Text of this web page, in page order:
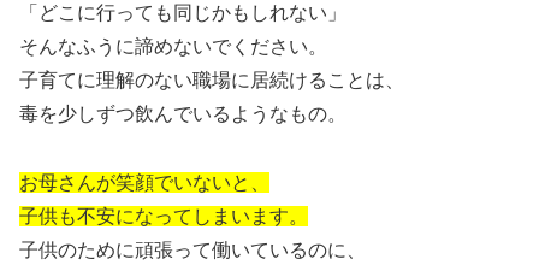
「どこに行っても同じかもしれない」
そんなふうに諦めないでください。
子育てに理解のない職場に居続けることは、
毒を少しずつ飲んでいるようなもの。
お母さんが笑顔でいないと、
子供も不安になってしまいます。
子供のために頑張って働いているのに、